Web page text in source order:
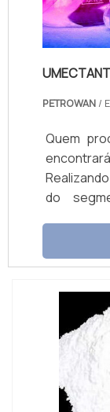
PETROWAN /
Quem
do
OUTRAS
PARA TINTAS Se
Atuando
no merca...